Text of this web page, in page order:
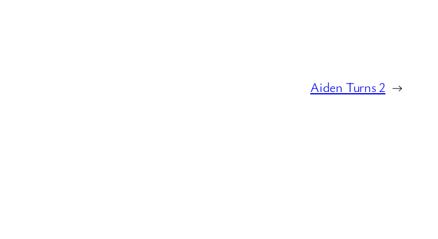
Aiden Turns 2 →